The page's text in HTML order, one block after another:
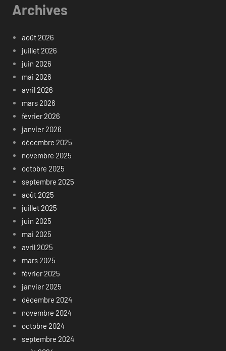
Archives
août 2026
juillet 2026
juin 2026
mai 2026
avril 2026
mars 2026
février 2026
janvier 2026
décembre 2025
novembre 2025
octobre 2025
septembre 2025
août 2025
juillet 2025
juin 2025
mai 2025
avril 2025
mars 2025
février 2025
janvier 2025
décembre 2024
novembre 2024
octobre 2024
septembre 2024